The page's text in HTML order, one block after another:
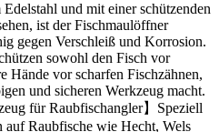
und mit einer schützenden
ist der Fischmaulöffner
gegen Verschleiß und Korrosion.
sowohl den Fisch vor
Hände vor scharfen Fischzähnen,
und sicheren Werkzeug macht.
für Raubfischangler】Speziell
Raubfische wie Hecht, Wels